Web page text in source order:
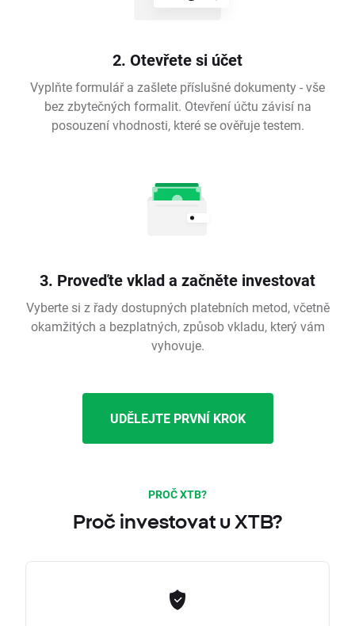
2. Otevřete si účet
Vyplňte formulář a zašlete příslušné dokumenty - vše
bez zbytečných formalit. Otevření účtu závisí na
posouzení vhodnosti, které se ověřuje testem.
3. Proveďte vklad a začněte investovat
Vyberte si z řady dostupných platebních metod, včetně
okamžitých a bezplatných, způsob vkladu, který vám
vyhovuje.
UDĚLEJTE PRVNÍ KROK
PROČ XTB?
Proč investovat u XTB?